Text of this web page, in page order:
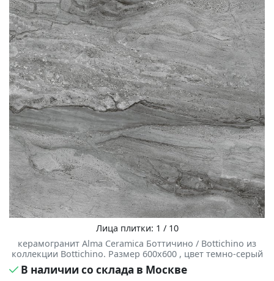
Лица плитки: 1 / 10
керамогранит Alma Ceramica Боттичино / Bottichino из
коллекции Bottichino. Размер 600x600 , цвет темно-серый
В наличии со склада в Москве